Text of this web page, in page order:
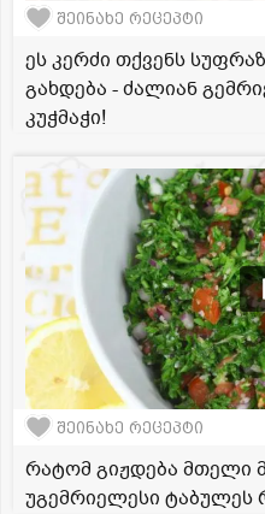
შეინახე რეცეპტი
ეს კერძი თქვენს
გახდება - ძალიან
კუჭმაჭი!
შეინახე რეცეპტი
რატომ გიჟდება მთელი
უგემრიელესი ტაბულეს